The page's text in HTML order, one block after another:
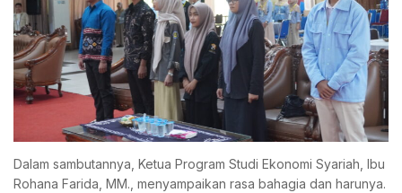
Dalam sambutannya, Ketua Program Studi Ekonomi Syariah, Ibu
Rohana Farida, MM., menyampaikan rasa bahagia dan harunya.